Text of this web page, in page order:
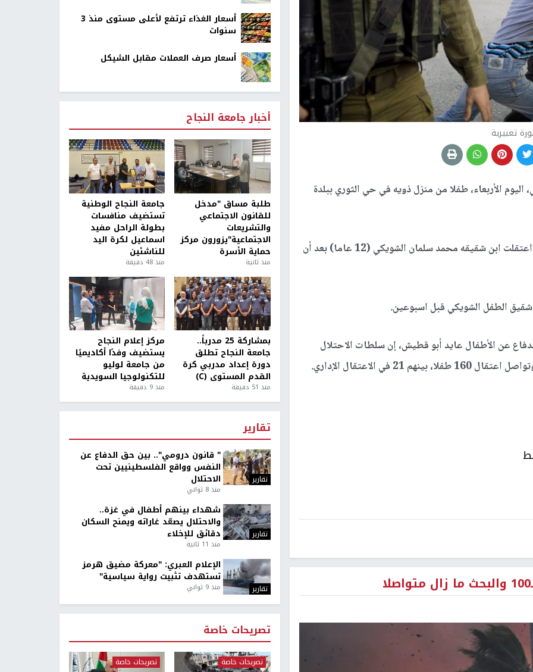
تعبيرية
اليوم الأربعاء، طفلا من منزل ذويه في حي الثوري ببلدة
وأفاد المقدسي محمود الشويكي بأن قوات الاحتلال اعتقلت ابن شقيقه محمد سلمان الشويكي (12 عاما) بعد أن
عن الأطفال عايد أبو قطيش، إن سلطات الاحتلال
أسعار الغذاء ترتفع لأعلى مستوى منذ 3
سنوات
أسعار صرف العملات مقابل الشيكل
أخبار جامعة النجاح
طلبة مساق "مدخل
للقانون الاجتماعي
والتشريعات
الاجتماعية"يزورون مركز
حماية الأسرة
منذ ثانية
جامعة النجاح الوطنية
تستضيف منافسات
بطولة الراحل مفيد
اسماعيل لكرة اليد
للناشئين
منذ 48 دقيقة
بمشاركة 25 مدرباً..
جامعة النجاح تطلق
دورة إعداد مدربي كرة
القدم المستوى (C)
منذ 51 دقيقة
مركز إعلام النجاح
يستضيف وفدًا أكاديميًا
من جامعة لوليو
للتكنولوجيا السويدية
منذ 9 دقيقة
تقارير
تقارير
" قانون درومي".. بين حق الدفاع عن
النفس وواقع الفلسطينيين تحت
الاحتلال
منذ 8 ثواني
تقارير
شهداء بينهم أطفال في غزة..
والاحتلال يصعّد غاراته ويمنح السكان
دقائق للإخلاء
منذ 11 ثانية
تقارير
الإعلام العبري: "معركة مضيق هرمز
تستهدف تثبيت رواية سياسية"
منذ 9 ثواني
تصريحات خاصة
تصريحات خاصة تصريحات خاصة